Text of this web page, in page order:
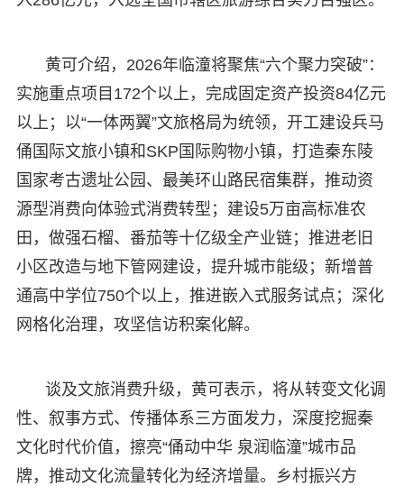
黄可介绍，2026年临潼将聚焦“六个聚力突破”：
实施重点项目172个以上，完成固定资产投资84亿元
以上；以“一体两翼”文旅格局为统领，开工建设兵马
俑国际文旅小镇和SKP国际购物小镇，打造秦东陵
国家考古遗址公园、最美环山路民宿集群，推动资
源型消费向体验式消费转型；建设5万亩高标准农
田，做强石榴、番茄等十亿级全产业链；推进老旧
小区改造与地下管网建设，提升城市能级；新增普
通高中学位750个以上，推进嵌入式服务试点；深化
网格化治理，攻坚信访积案化解。
谈及文旅消费升级，黄可表示，将从转变文化调
性、叙事方式、传播体系三方面发力，深度挖掘秦
文化时代价值，擦亮“俑动中华 泉润临潼”城市品
牌，推动文化流量转化为经济增量。乡村振兴方